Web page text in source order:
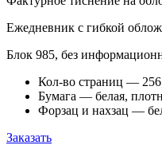
Ежедневник с гибкой
Блок 985, без
Кол-во страниц —
Бумага — белая,
Форзац и нахзац —
Заказать